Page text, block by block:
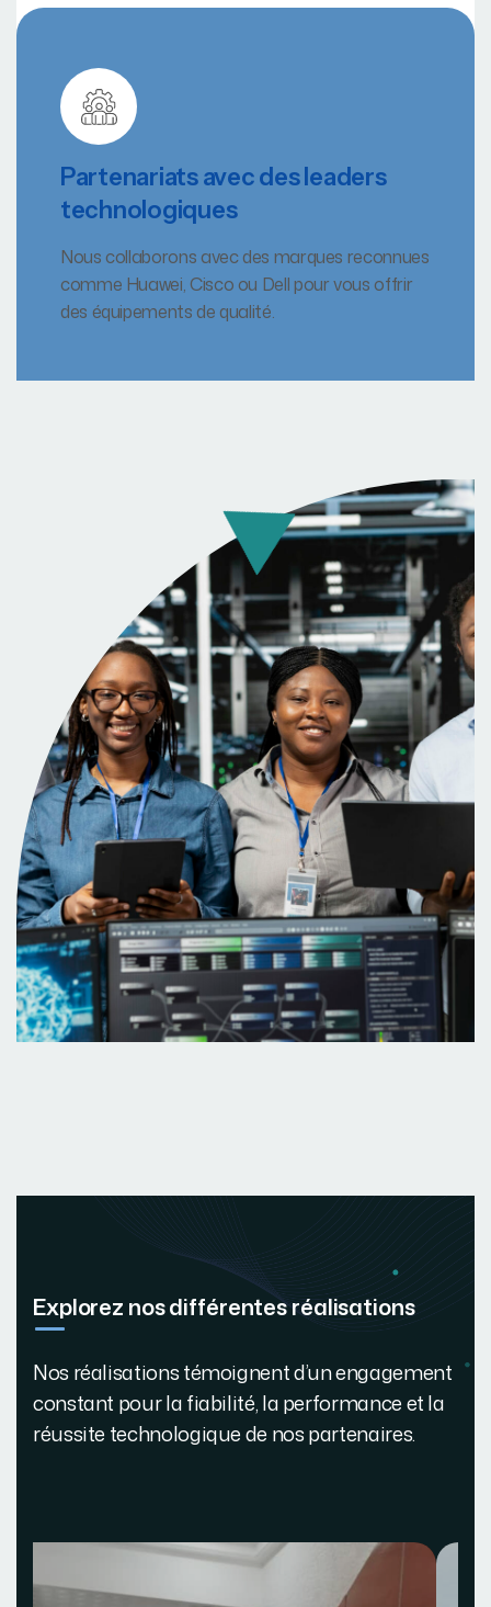
Partenariats avec des leaders
technologiques
Nous collaborons avec des marques reconnues
comme Huawei, Cisco ou Dell pour vous offrir
des équipements de qualité.
Explorez nos différentes réalisations
Nos réalisations témoignent d’un engagement
constant pour la fiabilité, la performance et la
réussite technologique de nos partenaires.